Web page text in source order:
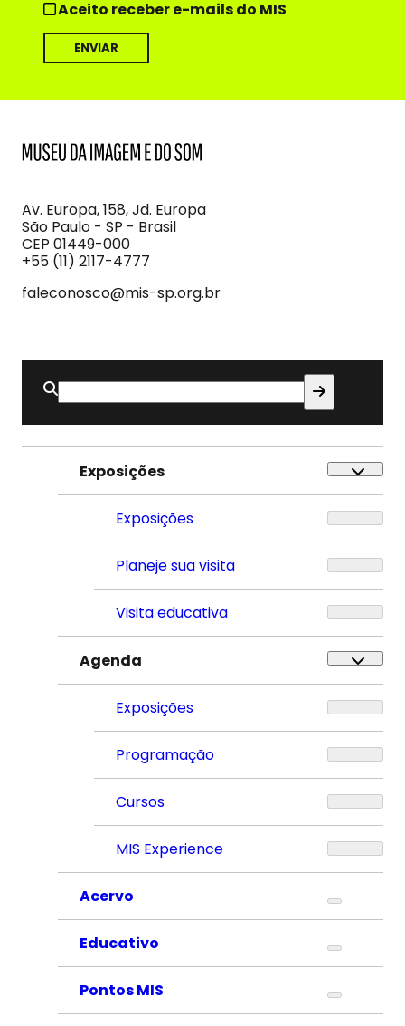
Aceito receber e-mails do MIS
Imagem
e
do
Som
Av. Europa, 158, Jd. Europa
São Paulo - SP - Brasil
CEP 01449-000
+55 (11) 2117-4777
faleconosco@mis-sp.org.br
Buscar
por:
Exposições
Exposições
Planeje sua visita
Visita educativa
Agenda
Exposições
Programação
Cursos
MIS Experience
Acervo
Educativo
Pontos MIS